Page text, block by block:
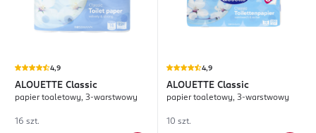
4,9
ALOUETTE Classic
papier toaletowy, 3-warstwowy
16 szt.
4,9
ALOUETTE Classic
papier toaletowy, 3-warstwowy
10 szt.